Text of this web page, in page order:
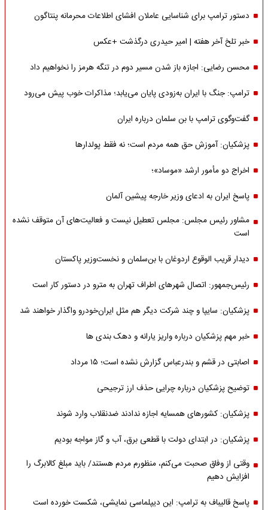
دستور ترامپ برای شناسایی عاملان افشای اطلاعات محرمانه پنتاگون
خبر تلخ آخر هفته | امیر حیدری درگذشت +عکس
محسن رضایی: اجازه باز شدن مسیر دوم در تنگه هرمز را نخواهیم داد
ترامپ: جنگ با ایران به‌زودی پایان می‌یابد؛ مذاکرات خوب پیش می‌رود
گفت‌وگوی ترامپ با بن سلمان درباره ایران
پزشکیان: آموزش حق همه مردم است؛ نه فقط پولدارها
اخراج دو مأمور ارشد «موساد»؛
پاسخ ایران به ادعای وزیر خارجه پیشین آلمان
مشاور رئیس مجلس: مجلس تعطیل نیست و فعالیت‌های آن متوقف نشده
است
دیدار قریب الوقوع اردوغان با بن‌سلمان و نخست‌وزیر پاکستان
رئیس‌جمهور: اتصال شهرهای اطراف تهران به مترو در دستور کار است
پزشکیان: سایپا و چند شرکت دیگر هم مثل ایران‌خودرو واگذار خواهند شد
خبر مهم پزشکیان درباره واریز یارانه و دهک بندی ها
اصابتی در قشم و بندرعباس گزارش نشده است؛ ۱۵ مرداد
توضیح پزشکیان درباره چرایی حذف ارز ترجیحی
پزشکیان: کشورهای همسایه اجازه ندادند ضدنقلاب وارد شوند
پزشکیان: در ابتدای دولت با قطعی برق، آب و گاز مواجه بودیم
وقتی از وفاق صحبت می‌کنم، منظورم مردم هستند/ باید مبلغ کالابرگ را
افزایش دهیم
پاسخ قالیباف به ترامپ: این دیپلماسی نمایشی، شکست خورده است